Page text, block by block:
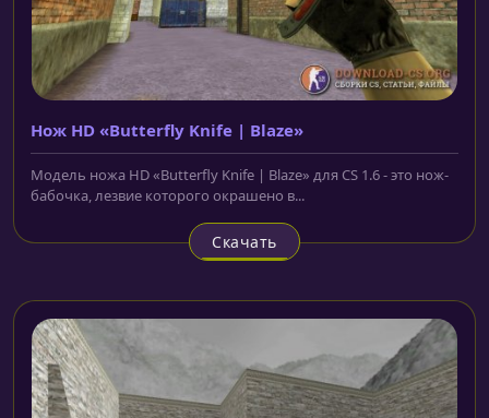
Нож HD «Butterfly Knife | Blaze»
Модель ножа HD «Butterfly Knife | Blaze» для CS 1.6 - это нож-
бабочка, лезвие которого окрашено в...
Скачать